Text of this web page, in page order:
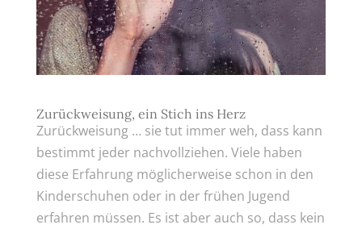
Zurückweisung, ein Stich ins Herz
Zurückweisung … sie tut immer weh, dass kann
bestimmt jeder nachvollziehen. Viele haben
diese Erfahrung möglicherweise schon in den
Kinderschuhen oder in der frühen Jugend
erfahren müssen. Es ist aber auch so, dass kein